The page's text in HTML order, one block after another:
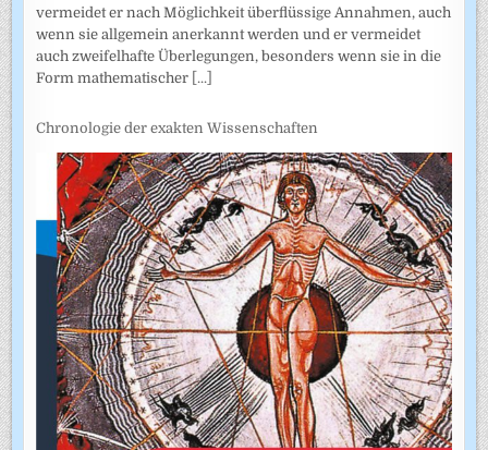
vermeidet er nach Möglichkeit überflüssige Annahmen, auch
wenn sie allgemein anerkannt werden und er vermeidet
auch zweifel­hafte Überlegungen, besonders wenn sie in die
Form mathematischer [...]
Chronologie der exakten Wissenschaften